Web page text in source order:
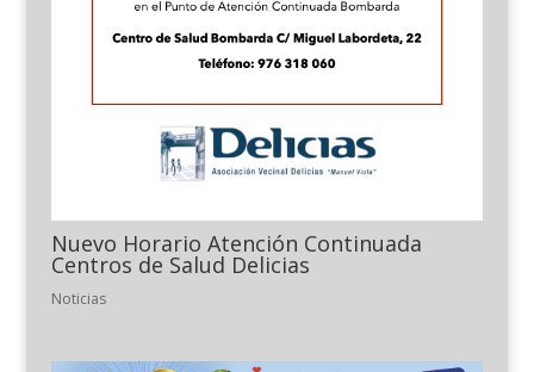
Nuevo Horario Atención Continuada
Centros de Salud Delicias
Noticias